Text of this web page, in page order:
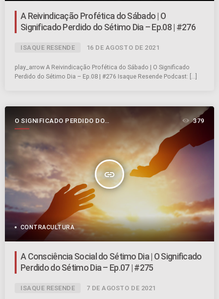
A Reivindicação Profética do Sábado | O
Significado Perdido do Sétimo Dia – Ep.08 | #276
ISAQUE RESENDE 16 DE AGOSTO DE 2021
play_arrow A Reivindicação Profética do Sábado | O Significado
Perdido do Sétimo Dia – Ep.08 | #276 Isaque Resende Podcast: […]
O SIGNIFICADO PERDIDO DO
SÉTIMO DIA
insert_link
379
CONTRACULTURA
A Consciência Social do Sétimo Dia | O Significado
Perdido do Sétimo Dia – Ep.07 | #275
ISAQUE RESENDE 7 DE AGOSTO DE 2021